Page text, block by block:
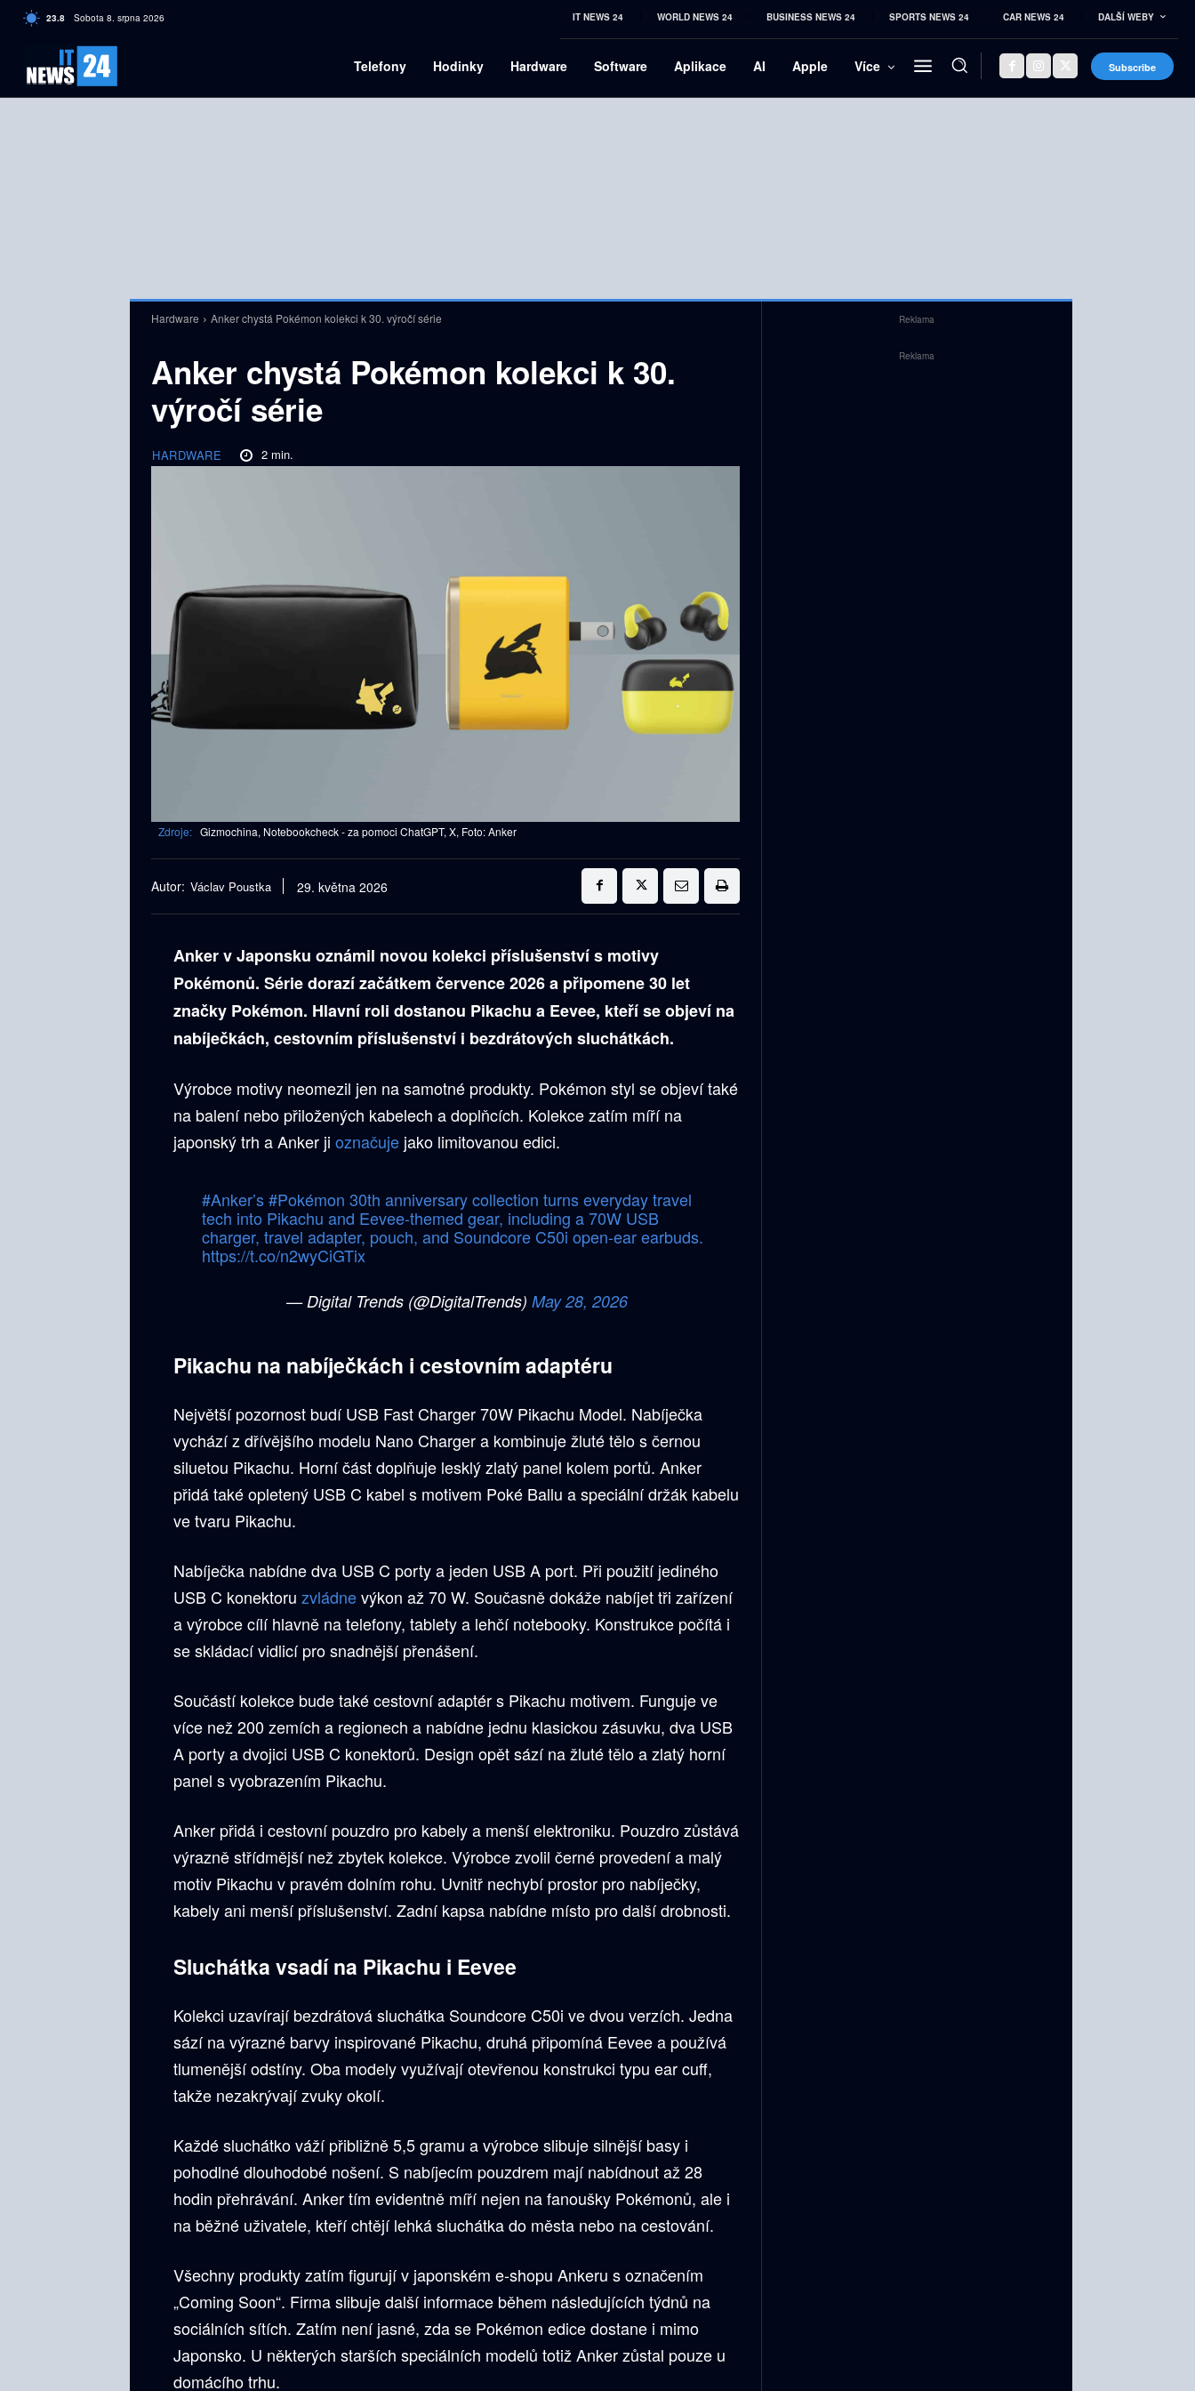
23.8 C Czech
Sobota 8. srpna 2026 IT NEWS 24 WORLD NEWS 24 BUSINESS NEWS 24 SPORTS NEWS 24 CAR NEWS 24 DALŠÍ WEBY
Telefony Hodinky Hardware Software Aplikace AI Apple Více Subscribe
Hardware Anker chystá Pokémon kolekci k 30. výročí série
Anker chystá Pokémon kolekci k 30.
výročí série
HARDWARE 2 min.
Zdroje: Gizmochina, Notebookcheck - za pomoci ChatGPT, X, Foto: Anker
Autor: Václav Poustka 29. května 2026
Anker v Japonsku oznámil novou kolekci příslušenství s motivy
Pokémonů. Série dorazí začátkem července 2026 a připomene 30 let
značky Pokémon. Hlavní roli dostanou Pikachu a Eevee, kteří se objeví na
nabíječkách, cestovním příslušenství i bezdrátových sluchátkách.
Výrobce motivy neomezil jen na samotné produkty. Pokémon styl se objeví také
na balení nebo přiložených kabelech a doplňcích. Kolekce zatím míří na
japonský trh a Anker ji označuje jako limitovanou edici.
#Anker’s#Pokémon 30th anniversary collection turns everyday travel
tech into Pikachu and Eevee-themed gear, including a 70W USB
charger, travel adapter, pouch, and Soundcore C50i open-ear earbuds.
https://t.co/n2wyCiGTix
— Digital Trends (@DigitalTrends) May 28, 2026
Pikachu na nabíječkách i cestovním adaptéru
Největší pozornost budí USB Fast Charger 70W Pikachu Model. Nabíječka
vychází z dřívějšího modelu Nano Charger a kombinuje žluté tělo s černou
siluetou Pikachu. Horní část doplňuje lesklý zlatý panel kolem portů. Anker
přidá také opletený USB C kabel s motivem Poké Ballu a speciální držák kabelu
ve tvaru Pikachu.
Nabíječka nabídne dva USB C porty a jeden USB A port. Při použití jediného
USB C konektoru zvládnevýkon až 70 W. Současně dokáže nabíjet tři zařízení
a výrobce cílí hlavně na telefony, tablety a lehčí notebooky. Konstrukce počítá i
se skládací vidlicí pro snadnější přenášení.
Součástí kolekce bude také cestovní adaptér s Pikachu motivem. Funguje ve
více než 200 zemích a regionech a nabídne jednu klasickou zásuvku, dva USB
A porty a dvojici USB C konektorů. Design opět sází na žluté tělo a zlatý horní
panel s vyobrazením Pikachu.
Anker přidá i cestovní pouzdro pro kabely a menší elektroniku. Pouzdro zůstává
výrazně střídmější než zbytek kolekce. Výrobce zvolil černé provedení a malý
motiv Pikachu v pravém dolním rohu. Uvnitř nechybí prostor pro nabíječky,
kabely ani menší příslušenství. Zadní kapsa nabídne místo pro další drobnosti.
Sluchátka vsadí na Pikachu i Eevee
Kolekci uzavírají bezdrátová sluchátka Soundcore C50i ve dvou verzích. Jedna
sází na výrazné barvy inspirované Pikachu, druhá připomíná Eevee a používá
tlumenější odstíny. Oba modely využívají otevřenou konstrukci typu ear cuff,
takže nezakrývají zvuky okolí.
Každé sluchátko váží přibližně 5,5 gramu a výrobce slibuje silnější basy i
pohodlné dlouhodobé nošení. S nabíjecím pouzdrem mají nabídnout až 28
hodin přehrávání. Anker tím evidentně míří nejen na fanoušky Pokémonů, ale i
na běžné uživatele, kteří chtějí lehká sluchátka do města nebo na cestování.
Všechny produkty zatím figurují v japonském e-shopu Ankeru s označením
„Coming Soon“. Firma slibuje další informace během následujících týdnů na
sociálních sítích. Zatím není jasné, zda se Pokémon edice dostane i mimo
Japonsko. U některých starších speciálních modelů totiž Anker zůstal pouze u
domácího trhu.
Reklama
Reklama